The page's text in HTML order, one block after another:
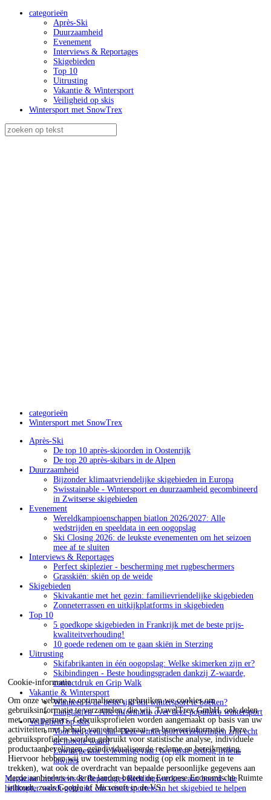
Cookie-informatie
Om onze website te optimaliseren, gebruiken we cookies om
gebruiksinformatie te verzamelen, die wij, TravelTrex GmbH, ook delen
met onze partners. Gebruiksprofielen worden aangemaakt op basis van uw
activiteiten met behulp van eindapparaat- en browserinformatie. Deze
gebruiksprofielen worden gebruikt voor statistische analyse, individuele
productaanbevelingen, geïndividualiseerde reclame en bereikmeting.
Hiervoor hebben wij uw toestemming nodig (op elk moment in te
trekken), wat ook de overdracht van bepaalde persoonlijke gegevens aan
derde aanbieders in derde landen buiten de Europese Economische Ruimte
inhoudt, zoals Google of Microsoft in de VS.
categorieën
Après-Ski
Duurzaamheid
Evenement
Interviews & Reportages
Skigebieden
Top 10
Uitrusting
Vakantie & Wintersport
Veiligheid op skis
Wintersport met SnowTrex
categorieën
Wintersport met SnowTrex
Après-Ski
De top 10 après-skioorden in Oostenrijk
De top 20 après-skibars in de Alpen
Duurzaamheid
Bijzonder klimaatvriendelijke skigebieden in Europa
Swisstainable - Wintersport en duurzaamheid gecombineerd
in Zwitserse skigebieden
Evenement
Wereldkampioenschappen biatlon 2026/2027: Alle
wedstrijden en speeldata in een oogopslag
Ski Closing 2026: de leukste evenementen om het seizoen
mee af te sluiten
Interviews & Reportages
Perfect skiplezier - bescherming met rugbeschermers
Grasskiën: skiën op de weide
Skigebieden
Skivakantie met het gezin: familievriendelijke skigebieden
Zonneterrassen en uitkijkplatforms in skigebieden
Top 10
5 goedkope skigebieden in Frankrijk met de beste prijs-
kwaliteitverhouding!
10 goede redenen om te gaan skiën in Sterzing
Uitrusting
Skifabrikanten in één oogopslag: Welke skimerken zijn er?
Skibindingen - Beste houdingsgraden dankzij Z-waarde,
contactdruk en Grip Walk
Vakantie & Wintersport
Wanneer is de beste tijd om wintersport te boeken?
Langlaufen - Alle informatie over deze populaire wintersport
Veiligheid op skis
Voor het geval dat: Deze wintersportverzekeringen zijn echt
de moeite waard
Lawinegevaar is levensgevaar: het juiste gedrag tijdens
lawines
MagazineInterviews & ReportagesReddingswerkers aan boord - de
helikopter wordt gebruikt om wintersporters in het skigebied te helpen